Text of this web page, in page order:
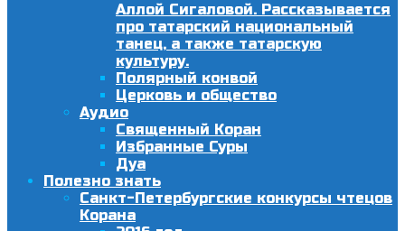
Аллой Сигаловой. Рассказывается
про татарский национальный
танец, а также татарскую
культуру.
Полярный конвой
Церковь и общество
Аудио
Священный Коран
Избранные Суры
Дуа
Полезно знать
Санкт-Петербургские конкурсы чтецов
Корана